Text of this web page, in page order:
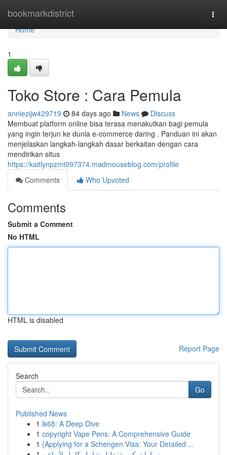
bookmarkdistrict
Home
Home
1
Toko Store : Cara Pemula
anniezijw429719 84 days ago News
Discuss
Membuat platform online bisa terasa menakutkan bagi pemula
yang ingin terjun ke dunia e-commerce daring . Panduan ini akan
menjelaskan langkah-langkah dasar berkaitan dengan cara
mendirikan situs
https://kaitlynpzmt097374.madmouseblog.com/profile
Comments
Who Upvoted
Comments
Submit a Comment
No HTML
HTML is disabled
Report Page
Search
Go
Published News
1 lk68: A Deep Dive
1 copyright Vape Pens: A Comprehensive Guide
1 {Applying for a Schengen Visa: Your Detailed ...